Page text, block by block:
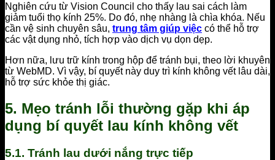
Nghiên cứu từ Vision Council cho thấy lau sai cách làm
giảm tuổi thọ kính 25%. Do đó, nhẹ nhàng là chìa khóa. Nếu
cần vệ sinh chuyên sâu, trung tâm giúp việc có thể hỗ trợ
các vật dụng nhỏ, tích hợp vào dịch vụ dọn dẹp.
Hơn nữa, lưu trữ kính trong hộp để tránh bụi, theo lời khuyên
từ WebMD. Vì vậy, bí quyết này duy trì kính không vết lâu dài,
hỗ trợ sức khỏe thị giác.
5. Mẹo tránh lỗi thường gặp khi áp
dụng bí quyết lau kính không vết
5.1. Tránh lau dưới nắng trực tiếp